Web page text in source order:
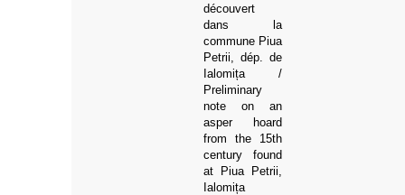
découvert
dans la
commune Piua
Petrii, dép. de
Ialomița /
Preliminary
note on an
asper hoard
from the 15th
century found
at Piua Petrii,
Ialomița